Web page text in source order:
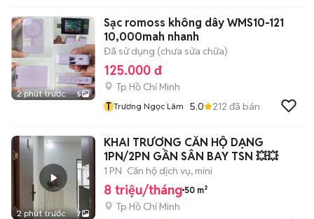
2 phút trước 5
Sạc romoss không dây WMS10-121
10,000mah nhanh
Đã sử dụng (chưa sửa chữa)
125.000 đ
Tp Hồ Chí Minh
T Trương Ngọc Lâm 5.0 212 đã bán
2 phút trước 7
KHAI TRƯƠNG CĂN HỘ DẠNG
1PN/2PN GẦN SÂN BAY TSN 💥💥
1 PN Căn hộ dịch vụ, mini
8 triệu/tháng 50 m²
Tp Hồ Chí Minh